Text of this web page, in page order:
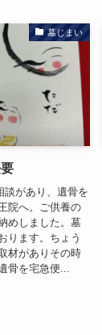
墓じまい
があり、遺骨を
院へ。ご供養の
めしました。墓
ります。ちょう
材がありその時
骨を宅急便...